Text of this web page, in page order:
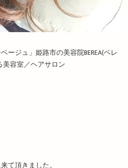
ージュ」姫路市の美容院BEREA(ベレ
容室／ヘアサロン
て頂きました。